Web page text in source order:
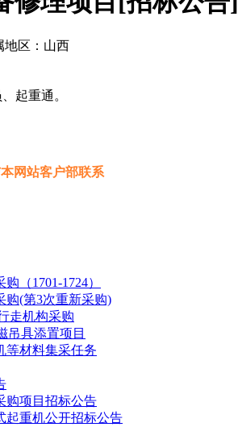
区：山西
起重通。
网站客户部联系
（1701-1724）
购(第3次重新采购)
走机构采购
吊具添置项目
等材料集采任务
购项目招标公告
起重机公开招标公告